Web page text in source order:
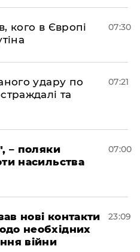
кого в Європі
07:30
удару по
та
07:21
– поляки
насильства
07:00
нові контакти
необхідних
війни
23:09